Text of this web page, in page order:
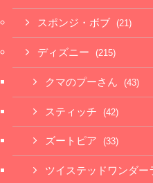
スポンジ・ボブ (21)
ディズニー (215)
クマのプーさん (43)
スティッチ (42)
ズートピア (33)
ツイステッドワンダー